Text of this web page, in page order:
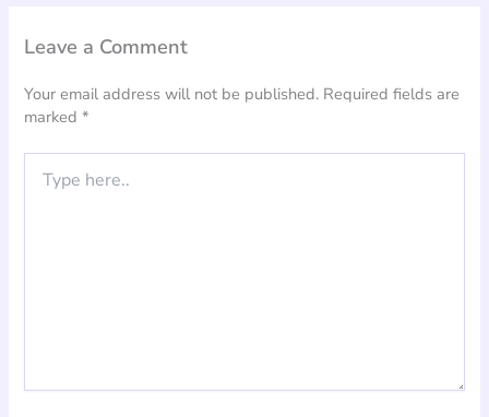
Leave a Comment
Your email address will not be published. Required fields are
marked*
here..